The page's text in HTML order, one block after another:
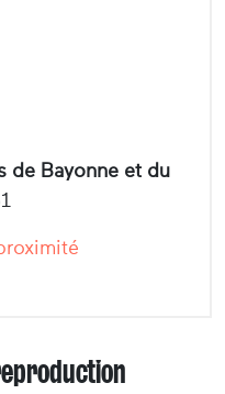
de Bayonne et du